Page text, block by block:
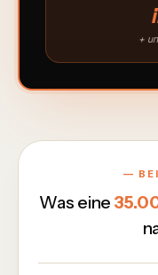
+
—
Was eine